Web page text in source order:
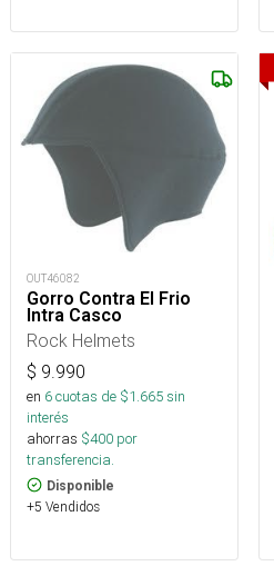
OUT46082
Gorro Contra El Frio
Intra Casco
Rock Helmets
$ 9.990
en 6cuotas de $1.665sin
interés
ahorras $400 por
transferencia.
Disponible
+5 Vendidos